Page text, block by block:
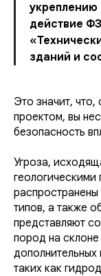
укреплению
действие
зданий и
Это значит,
проектом, вы
безопасность
Угроза,
типов, а также
представляют
пород на
дополнительных
таких как